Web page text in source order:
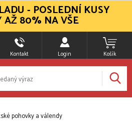
Kontakt Login Košík
pohovky a válendy
- POSLEDNÍ KUSY
AŽ 80% NA VŠE